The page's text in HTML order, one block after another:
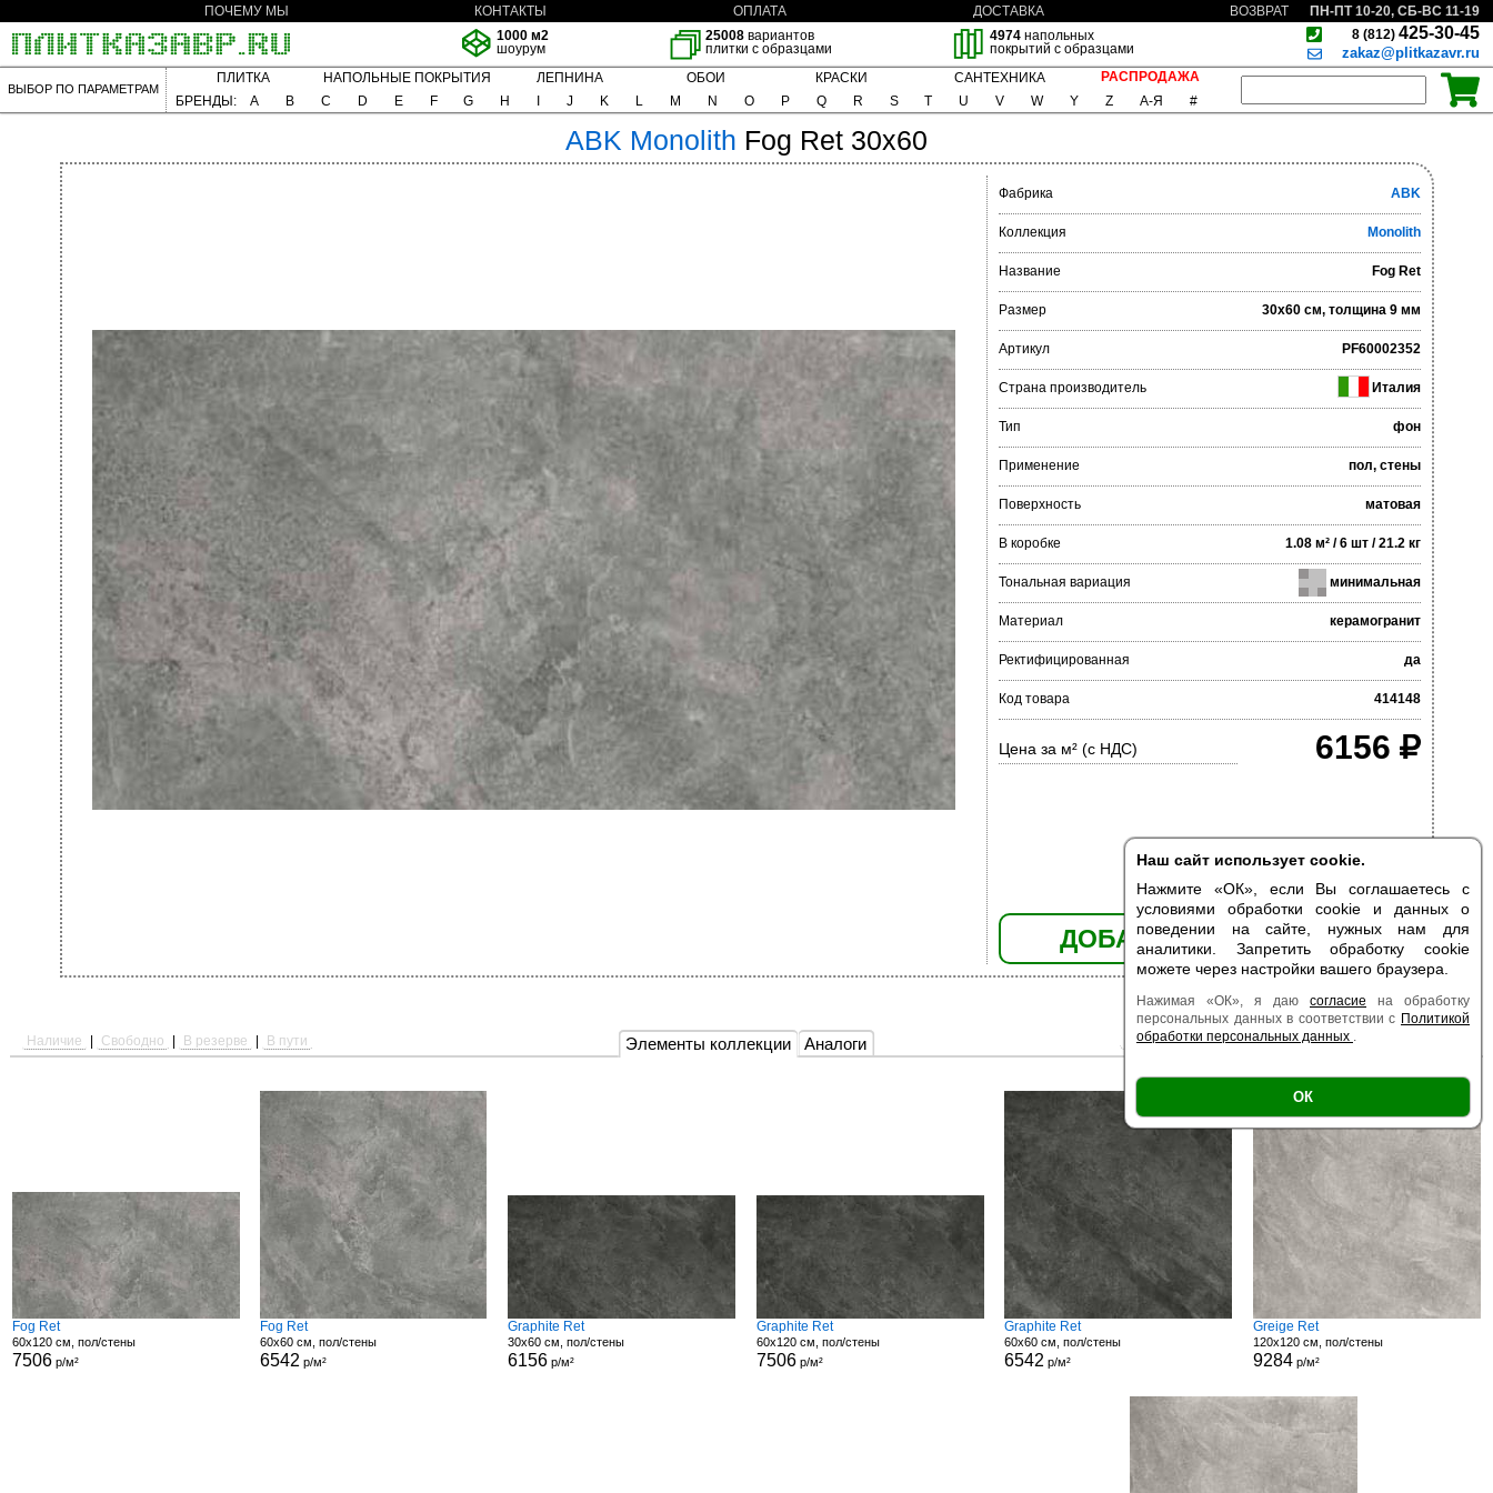
Наш сайт использует cookie.
Нажмите «ОК», если Вы соглашаетесь с
условиями обработки cookie и данных о
поведении на сайте, нужных нам для
аналитики. Запретить обработку cookie
можете через настройки вашего браузера.
Нажимая «ОК», я даю согласие на обработку
персональных данных в соответствии с Политикой
обработки персональных данных .
ОК
ПОЧЕМУ МЫ КОНТАКТЫ ОПЛАТА ДОСТАВКА ВОЗВРАТ
ПН-ПТ 10-20, СБ-ВС 11-19
1000 м2
шоурум
25008 вариантов
плитки с образцами
4974напольных
покрытий с образцами
8 (812) 425-30-45
zakaz@plitkazavr.ru
ВЫБОР ПО ПАРАМЕТРАМ
ПЛИТКА НАПОЛЬНЫЕ ПОКРЫТИЯ ЛЕПНИНА ОБОИ КРАСКИ САНТЕХНИКА
РАСПРОДАЖА
БРЕНДЫ:
A B C D E F G H J K L M N O P Q R S T U V W Y Z А-Я #
ABK Monolith Fog Ret 30x60
Фабрика ABK
Коллекция Monolith
Название Fog Ret
Размер 30x60 см, толщина 9 мм
Артикул PF60002352
Страна производитель Италия
Тип фон
Применение пол, стены
Поверхность матовая
В коробке 1.08 м² / 6 шт / 21.2 кг
Тональная вариация минимальная
Материал керамогранит
Ректифицированная да
Код товара 414148
Цена за м² (с НДС) 6156
ДОБАВИТЬ В КОРЗИНУ
Элементы коллекции Аналоги
Наличие Свободно В резерве В пути Есть образец | Поверхность |
Fog Ret
60x120 см, пол/стены
7506р/м²
Fog Ret
60x60 см, пол/стены
6542 р/м²
Graphite Ret
30x60 см, пол/стены
6156 р/м²
Graphite Ret
60x120 см, пол/стены
7506р/м²
Graphite Ret
60x60 см, пол/стены
6542 р/м²
Greige Ret
120x120 см, пол/стены
9284 р/м²